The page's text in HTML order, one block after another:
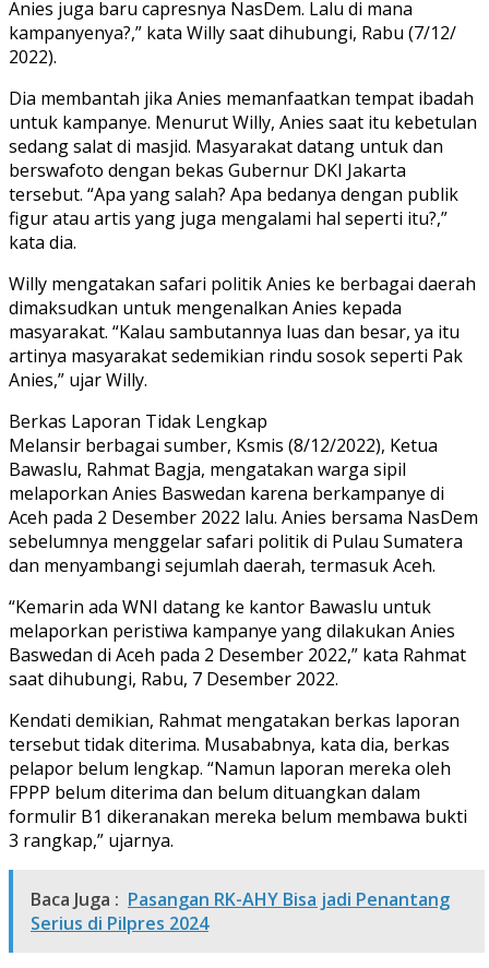
Anies juga baru capresnya NasDem. Lalu di mana
kampanyenya?,” kata Willy saat dihubungi, Rabu (7/12/
2022).
Dia membantah jika Anies memanfaatkan tempat ibadah
untuk kampanye. Menurut Willy, Anies saat itu kebetulan
sedang salat di masjid. Masyarakat datang untuk dan
berswafoto dengan bekas Gubernur DKI Jakarta
tersebut. “Apa yang salah? Apa bedanya dengan publik
figur atau artis yang juga mengalami hal seperti itu?,”
kata dia.
Willy mengatakan safari politik Anies ke berbagai daerah
dimaksudkan untuk mengenalkan Anies kepada
masyarakat. “Kalau sambutannya luas dan besar, ya itu
artinya masyarakat sedemikian rindu sosok seperti Pak
Anies,” ujar Willy.
Berkas Laporan Tidak Lengkap
Melansir berbagai sumber, Ksmis (8/12/2022), Ketua
Bawaslu, Rahmat Bagja, mengatakan warga sipil
melaporkan Anies Baswedan karena berkampanye di
Aceh pada 2 Desember 2022 lalu. Anies bersama NasDem
sebelumnya menggelar safari politik di Pulau Sumatera
dan menyambangi sejumlah daerah, termasuk Aceh.
“Kemarin ada WNI datang ke kantor Bawaslu untuk
melaporkan peristiwa kampanye yang dilakukan Anies
Baswedan di Aceh pada 2 Desember 2022,” kata Rahmat
saat dihubungi, Rabu, 7 Desember 2022.
Kendati demikian, Rahmat mengatakan berkas laporan
tersebut tidak diterima. Musababnya, kata dia, berkas
pelapor belum lengkap. “Namun laporan mereka oleh
FPPP belum diterima dan belum dituangkan dalam
formulir B1 dikeranakan mereka belum membawa bukti
3 rangkap,” ujarnya.
Baca Juga : Pasangan RK-AHY Bisa jadi Penantang
Serius di Pilpres 2024